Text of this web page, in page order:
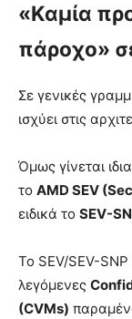
«Καμία
πάροχο»
Σε γενικές
ισχύει στις
Όμως γίνεται
το AMD SEV
ειδικά το SEV-
Το SEV/SEV-SNP
λεγόμενες
(CVMs)